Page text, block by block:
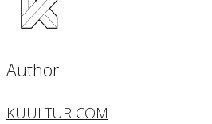
Author
KUULTUR COM